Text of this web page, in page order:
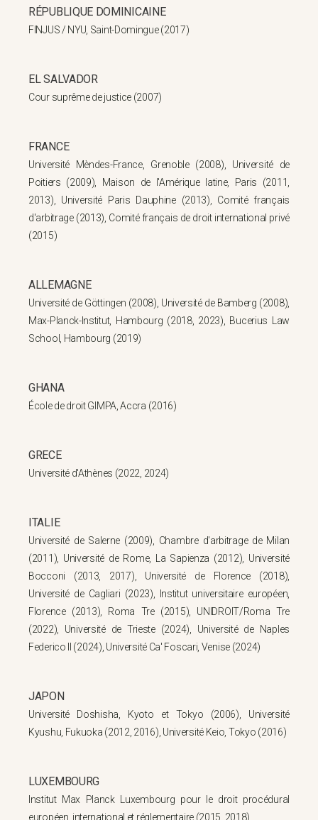
RÉPUBLIQUE DOMINICAINE
FINJUS / NYU, Saint-Domingue (2017)
EL SALVADOR
Cour suprême de justice (2007)
FRANCE
Université Mèndes-France, Grenoble (2008), Université de
Poitiers (2009), Maison de l'Amérique latine, Paris (2011,
2013), Université Paris Dauphine (2013), Comité français
d'arbitrage (2013), Comité français de droit international privé
(2015)
ALLEMAGNE
Université de Göttingen (2008), Université de Bamberg (2008),
Max-Planck-Institut, Hambourg (2018, 2023), Bucerius Law
School, Hambourg (2019)
GHANA
École de droit GIMPA, Accra (2016)
GRECE
Université d'Athènes (2022, 2024)
ITALIE
Université de Salerne (2009), Chambre d'arbitrage de Milan
(2011), Université de Rome, La Sapienza (2012), Université
Bocconi (2013, 2017), Université de Florence (2018),
Université de Cagliari (2023), Institut universitaire européen,
Florence (2013), Roma Tre (2015), UNIDROIT/Roma Tre
(2022), Université de Trieste (2024), Université de Naples
Federico II (2024), Université Ca' Foscari, Venise (2024)
JAPON
Université Doshisha, Kyoto et Tokyo (2006), Université
Kyushu, Fukuoka (2012, 2016), Université Keio, Tokyo (2016)
LUXEMBOURG
Institut Max Planck Luxembourg pour le droit procédural
européen, international et réglementaire (2015, 2018)